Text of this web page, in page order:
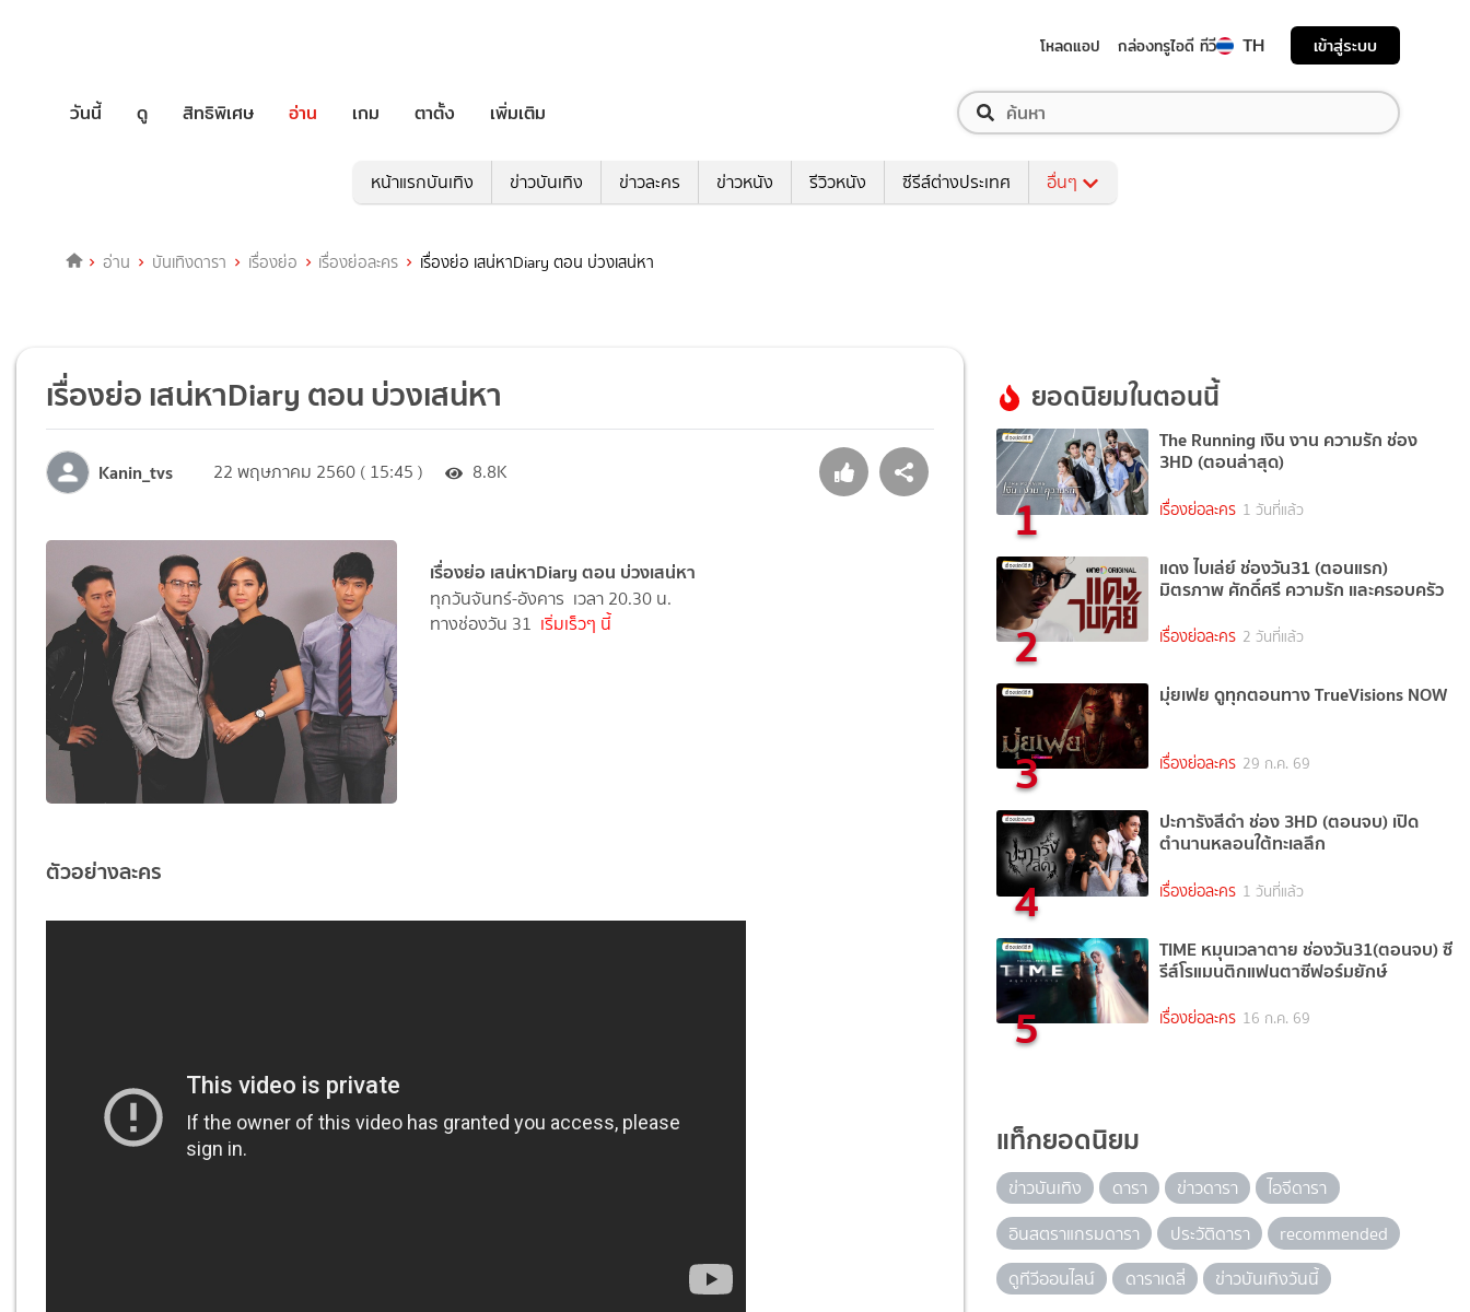
โหลดแอป กล่องทรูไอดี ทีวี TH เข้าสู่ระบบ
วันนี้ ดู สิทธิพิเศษ อ่าน เกม ตาตั้ง เพิ่มเติม
หน้าแรกบันเทิง ข่าวบันเทิง ข่าวละคร ข่าวหนัง รีวิวหนัง ซีรีส์ต่างประเทศ อื่นๆ
อ่าน บันเทิงดารา เรื่องย่อ เรื่องย่อละคร เรื่องย่อ เสน่หาDiary ตอน บ่วงเสน่หา
เรื่องย่อ เสน่หาDiary ตอน บ่วงเสน่หา
Kanin_tvs 22 พฤษภาคม 2560 ( 15:45 ) 8.8K
เรื่องย่อ เสน่หาDiary ตอน บ่วงเสน่หา
ทุกวันจันทร์-อังคาร เวลา 20.30 น.
ทางช่องวัน 31 เริ่มเร็วๆ นี้
ตัวอย่างละคร
ยอดนิยมในตอนนี้
1
The Running เงิน งาน ความรัก ช่อง
3HD (ตอนล่าสุด)
เรื่องย่อละคร 1 วันที่แล้ว
2
แดง ไบเล่ย์ ช่องวัน31 (ตอนแรก)
มิตรภาพ ศักดิ์ศรี ความรัก และครอบครัว
เรื่องย่อละคร 2 วันที่แล้ว
3
มุ่ยเฟย ดูทุกตอนทาง TrueVisions NOW
เรื่องย่อละคร 29 ก.ค. 69
4
ปะการังสีดำ ช่อง 3HD (ตอนจบ) เปิด
ตำนานหลอนใต้ทะเลลึก
เรื่องย่อละคร 1 วันที่แล้ว
5
TIME หมุนเวลาตาย ช่องวัน31(ตอนจบ) ซี
รีส์โรแมนติกแฟนตาซีฟอร์มยักษ์
เรื่องย่อละคร 16 ก.ค. 69
แท็กยอดนิยม
ข่าวบันเทิง ดารา ข่าวดารา
ไอจีดารา
อินสตราแกรมดารา
ประวัติดารา
recommended
ดูทีวีออนไลน์
ดาราเดลี่ ข่าวบันเทิงวันนี้